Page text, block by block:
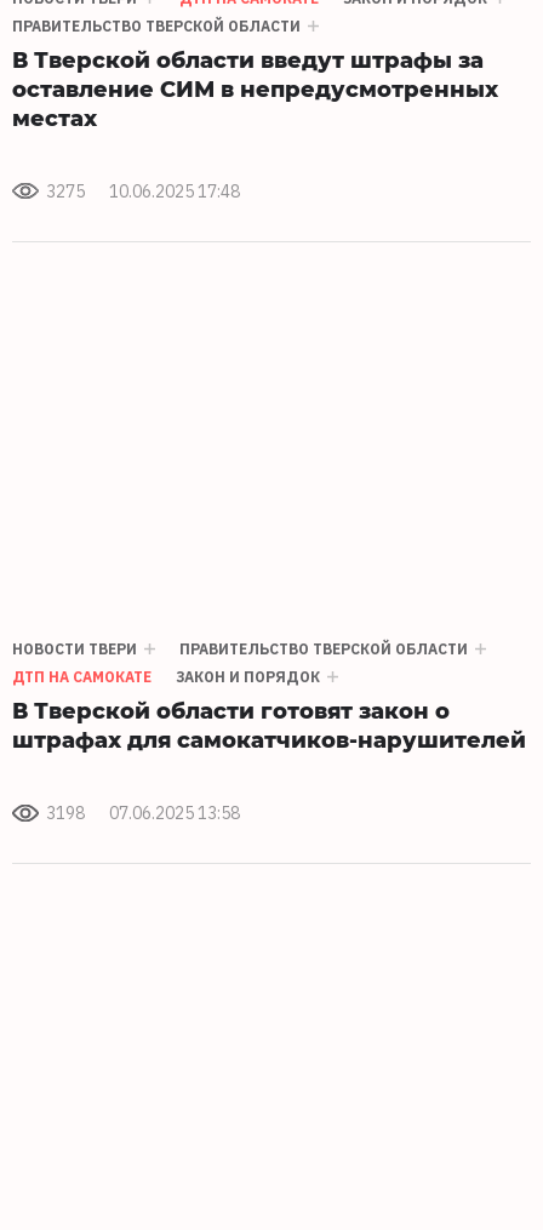
ПРАВИТЕЛЬСТВО ТВЕРСКОЙ ОБЛАСТИ
В Тверской области введут штрафы за
оставление СИМ в непредусмотренных
местах
3275 10.06.2025 17:48
НОВОСТИ ТВЕРИ
ПРАВИТЕЛЬСТВО ТВЕРСКОЙ ОБЛАСТИ
ДТП НА САМОКАТЕ
ЗАКОН И ПОРЯДОК
В Тверской области готовят закон о
штрафах для самокатчиков-нарушителей
3198 07.06.2025 13:58